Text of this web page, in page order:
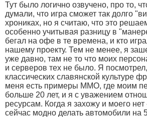
Тут было логично озвучено, про то,
думали, что игра сможет так долго
хрониках, но я считаю, что это
особенно учитывая разницу в
бегал на офе в те времена, и кто
нашему проекту. Тем не менее, я
уже давно, там не то что моих
и серверов тех не было. Я
классических славянской культуре
меня есть примеры ММО, где моим
больше 20 лет, и я с уважением
ресурсам. Когда я захожу и моего
сейчас модно делать автомобили на